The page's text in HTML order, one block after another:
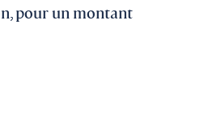
pour un montant